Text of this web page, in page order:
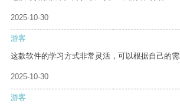
2025-10-30
游客
这款软件的学习方式非常灵活，可以根据自己的需
2025-10-30
游客